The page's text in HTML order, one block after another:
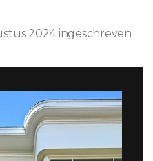
2024 ingeschreven